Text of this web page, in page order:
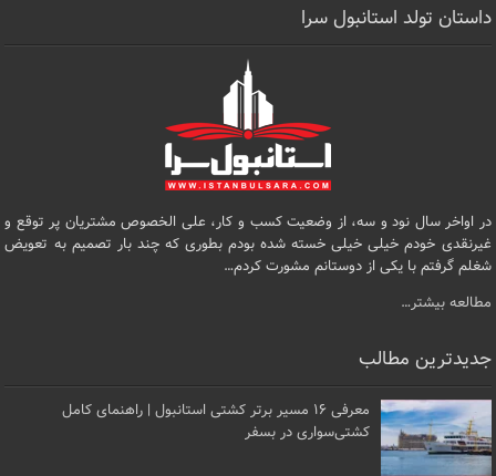
داستان تولد استانبول سرا
در اواخر سال نود و سه، از وضعیت کسب و کار، علی الخصوص مشتریان پر توقع و
غیرنقدی خودم خیلی خیلی خسته شده بودم بطوری که چند بار تصمیم به تعویض
شغلم گرفتم با یکی از دوستانم مشورت کردم…
مطالعه بیشتر…
جدیدترین مطالب
معرفی ۱۶ مسیر برتر کشتی استانبول | راهنمای کامل
کشتی‌سواری در بسفر